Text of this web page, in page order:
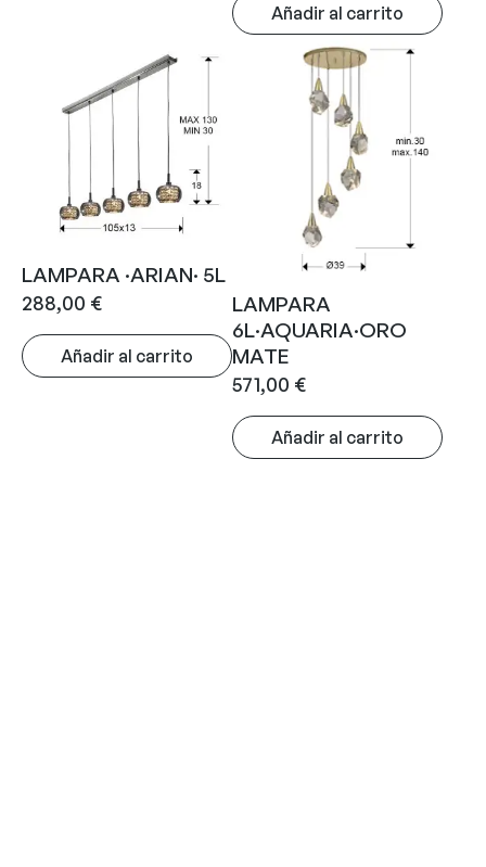
Añadir al carrito
LAMPARA ·ARIAN· 5L
288,00 €
Añadir al carrito
LAMPARA
6L·AQUARIA·ORO
MATE
571,00 €
Añadir al carrito